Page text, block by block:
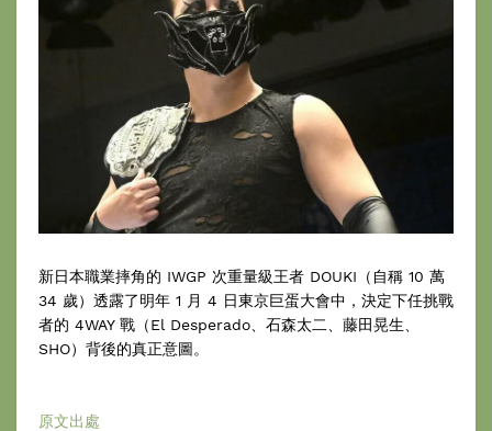
新日本職業摔角的 IWGP 次重量級王者 DOUKI（自稱 10 萬
34 歲）透露了明年 1 月 4 日東京巨蛋大會中，決定下任挑戰
者的 4WAY 戰（El Desperado、石森太二、藤田晃生、
SHO）背後的真正意圖。
原文出處